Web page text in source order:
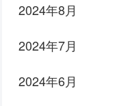
2024年8月
2024年7月
2024年6月